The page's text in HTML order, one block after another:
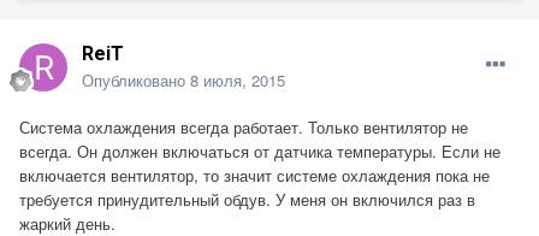
ReiT
Опубликовано 8 июля, 2015
Система охлаждения всегда работает. Только вентилятор не
всегда. Он должен включаться от датчика температуры. Если не
включается вентилятор, то значит системе охлаждения пока не
требуется принудительный обдув. У меня он включился раз в
жаркий день.